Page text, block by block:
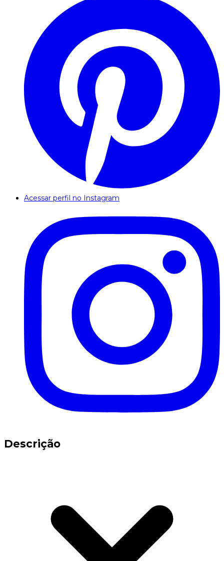
Acessar perfil no Instagram
Descrição